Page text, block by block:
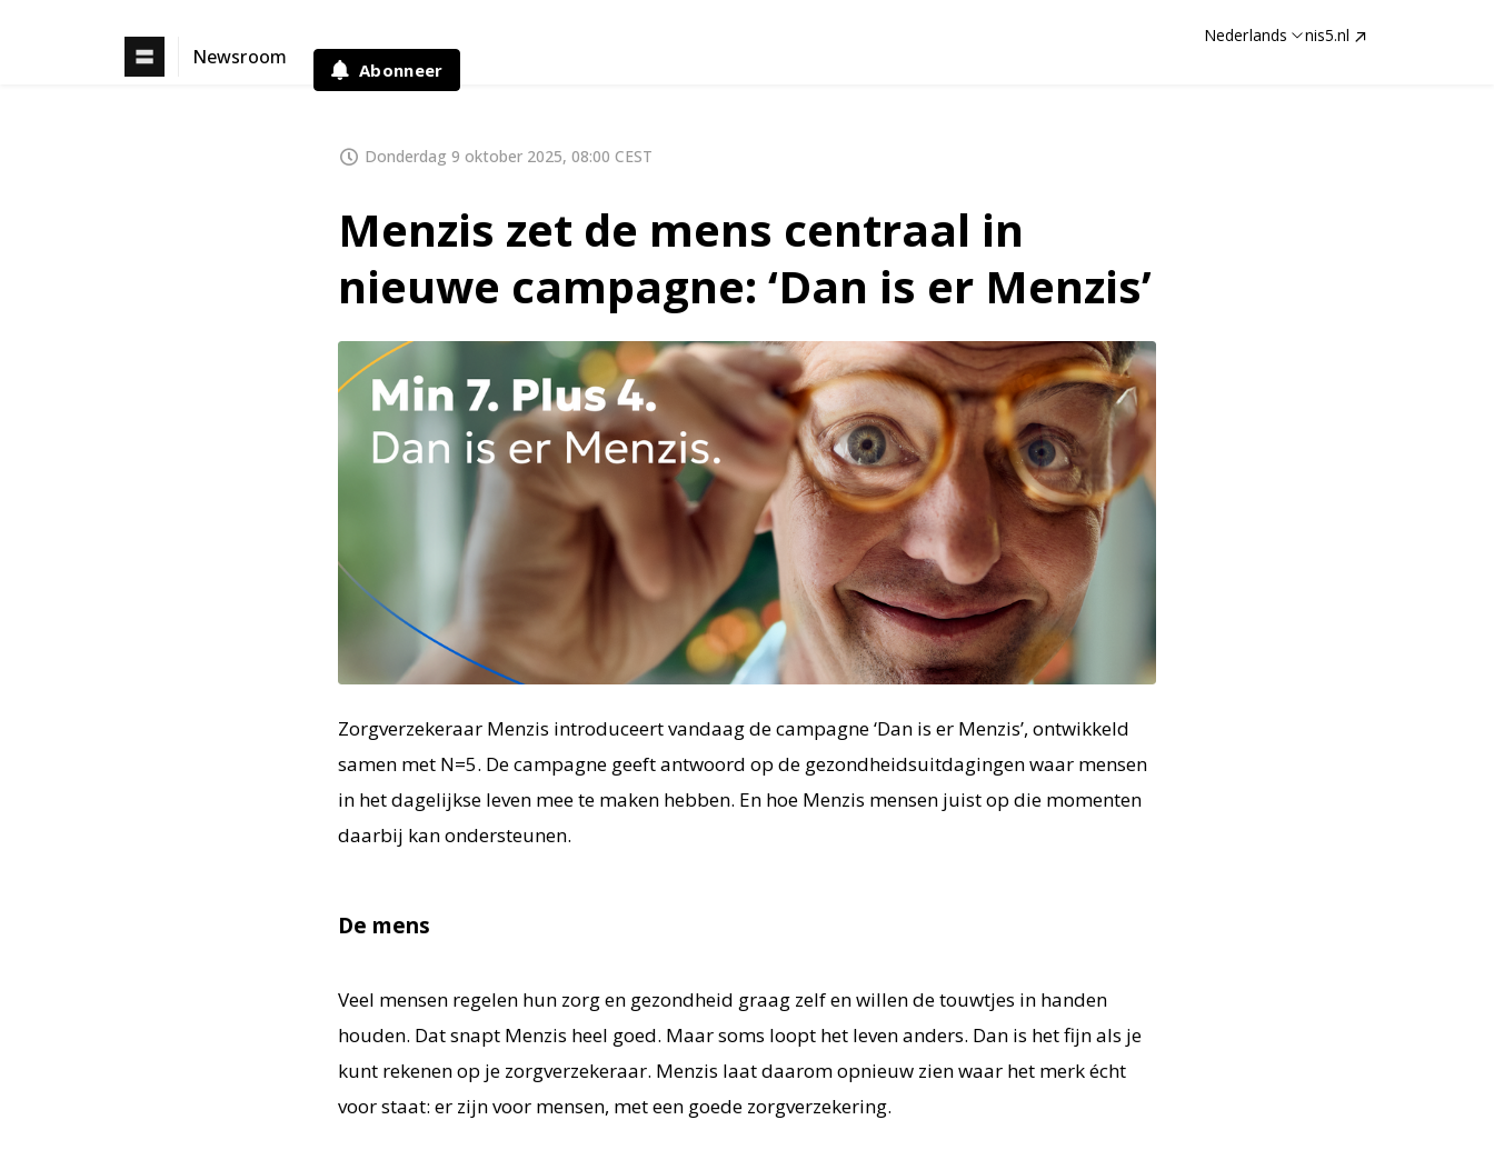
Newsroom
Abonneer
Nederlands nis5.nl
Donderdag 9 oktober 2025, 08:00 CEST
Menzis zet de mens centraal in
nieuwe campagne: ‘Dan is er Menzis’
Zorgverzekeraar Menzis introduceert vandaag de campagne ‘Dan is er Menzis’, ontwikkeld
samen met N=5. De campagne geeft antwoord op de gezondheidsuitdagingen waar mensen
in het dagelijkse leven mee te maken hebben. En hoe Menzis mensen juist op die momenten
daarbij kan ondersteunen.
De mens
Veel mensen regelen hun zorg en gezondheid graag zelf en willen de touwtjes in handen
houden. Dat snapt Menzis heel goed. Maar soms loopt het leven anders. Dan is het fijn als je
kunt rekenen op je zorgverzekeraar. Menzis laat daarom opnieuw zien waar het merk écht
voor staat: er zijn voor mensen, met een goede zorgverzekering.